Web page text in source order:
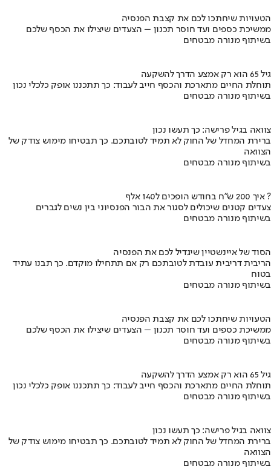
הטעויות שיחתכו לכם את קצבת הפנסיה
ממשיכת כספים ועד חוסר תכנון – הצעדים שיצילו את הכסף שלכם
בשיתוף מנורה מבטחים
גיל 65 הוא רק אמצע הדרך להשקעה
תוחלת החיים מתארכת והכסף חייב לעבוד: כך תתכננו אופק כלכלי נכון
בשיתוף מנורה מבטחים
צוואה בגיל פרישה: כך תעשו נכון
ברירת המחדל של החוק לא תמיד לטובתכם. כך תבטיחו מימוש צודק של
הצוואה
בשיתוף מנורה מבטחים
איך 200 ש"ח בחודש הופכים ל140 אלף ?
צעדים קטנים שיכולים לסגור את הבור הפנסיוני בין נשים לגברים
בשיתוף מנורה מבטחים
הסוד של איינשטיין שיגדיל לכם את הפנסיה
הריבית דריבית עובדת לטובתכם רק אם תתחילו מוקדם. כך תבנו עתיד
בטוח
בשיתוף מנורה מבטחים
הטעויות שיחתכו לכם את קצבת הפנסיה
ממשיכת כספים ועד חוסר תכנון – הצעדים שיצילו את הכסף שלכם
בשיתוף מנורה מבטחים
גיל 65 הוא רק אמצע הדרך להשקעה
תוחלת החיים מתארכת והכסף חייב לעבוד: כך תתכננו אופק כלכלי נכון
בשיתוף מנורה מבטחים
צוואה בגיל פרישה: כך תעשו נכון
ברירת המחדל של החוק לא תמיד לטובתכם. כך תבטיחו מימוש צודק של
הצוואה
בשיתוף מנורה מבטחים